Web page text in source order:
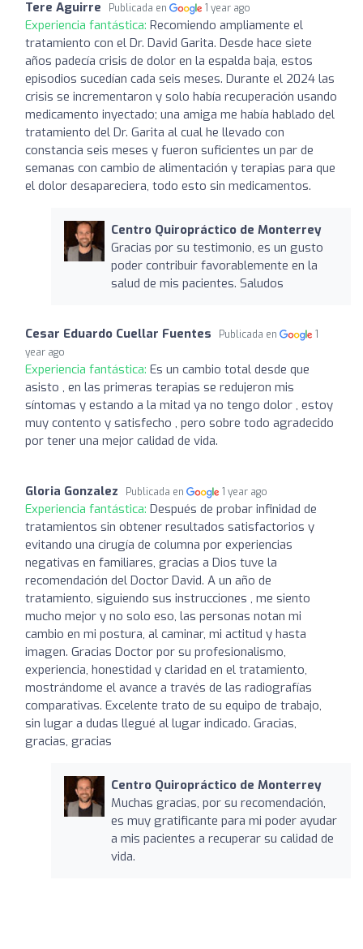
Tere Aguirre Publicada en 1 year ago
Experiencia fantástica: Recomiendo ampliamente el
tratamiento con el Dr. David Garita. Desde hace siete
años padecía crisis de dolor en la espalda baja, estos
episodios sucedían cada seis meses. Durante el 2024 las
crisis se incrementaron y solo había recuperación usando
medicamento inyectado; una amiga me había hablado del
tratamiento del Dr. Garita al cual he llevado con
constancia seis meses y fueron suficientes un par de
semanas con cambio de alimentación y terapias para que
el dolor desapareciera, todo esto sin medicamentos.
Centro Quiropráctico de Monterrey
Gracias por su testimonio, es un gusto
poder contribuir favorablemente en la
salud de mis pacientes. Saludos
Cesar Eduardo Cuellar Fuentes Publicada en
1
year ago
Experiencia fantástica: Es un cambio total desde que
asisto , en las primeras terapias se redujeron mis
síntomas y estando a la mitad ya no tengo dolor , estoy
muy contento y satisfecho , pero sobre todo agradecido
por tener una mejor calidad de vida.
Gloria Gonzalez Publicada en 1 year ago
Experiencia fantástica: Después de probar infinidad de
tratamientos sin obtener resultados satisfactorios y
evitando una cirugía de columna por experiencias
negativas en familiares, gracias a Dios tuve la
recomendación del Doctor David. A un año de
tratamiento, siguiendo sus instrucciones , me siento
mucho mejor y no solo eso, las personas notan mi
cambio en mi postura, al caminar, mi actitud y hasta
imagen. Gracias Doctor por su profesionalismo,
experiencia, honestidad y claridad en el tratamiento,
mostrándome el avance a través de las radiografías
comparativas. Excelente trato de su equipo de trabajo,
sin lugar a dudas llegué al lugar indicado. Gracias,
gracias, gracias
Centro Quiropráctico de Monterrey
Muchas gracias, por su recomendación,
es muy gratificante para mi poder ayudar
a mis pacientes a recuperar su calidad de
vida.